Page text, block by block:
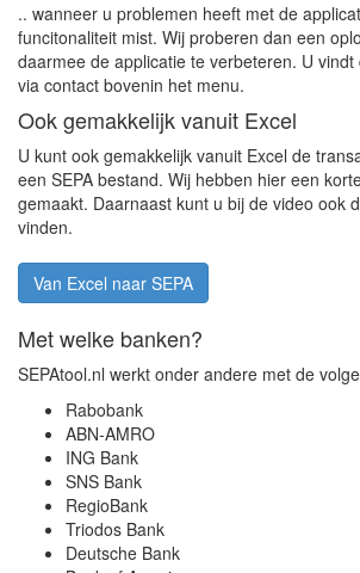
.. wanneer u problemen heeft met de
funcitonaliteit mist. Wij proberen dan een
daarmee de applicatie te verbeteren. U
via contact bovenin het menu.
Ook gemakkelijk vanuit Excel
U kunt ook gemakkelijk vanuit Excel de
een SEPA bestand. Wij hebben hier een
gemaakt. Daarnaast kunt u bij de video ook
vinden.
Van Excel naar SEPA
Met welke banken?
SEPAtool.nl werkt onder andere met de
Rabobank
ABN-AMRO
ING Bank
SNS Bank
RegioBank
Triodos Bank
Deutsche Bank